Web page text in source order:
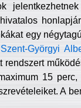
egy
Szent-Györgyi
rendszert
15
A